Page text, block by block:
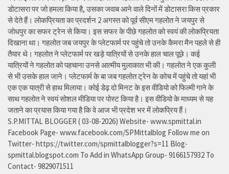
डोटासरा पर जो हमला किया है, उसका जवाब आने वाले दिनों में डोटासरा किस प्रकार
से देते हैं। लोकप्रियता का प्रदर्शन 2 अगस्त को पूर्व सीएम गहलोत ने जयपुर से
जोधपुर का सफर ट्रेन से किया। इस सफर के पीछे गहलोत को स्वयं की लोकप्रियता
दिखाना था। गहलोत जब जयपुर के प्लेटफार्म पर पहुंचे तो उनके कैमरा मैन पहले से ही
तैयार थे। गहलोत ने प्लेटफार्म पर खड़े यात्रियों से उनके हाल चाल पूछे। कई
यात्रियों ने गहलोत को पहचाना उनसे आत्मीय मुलाकात भी की। गहलोत ने एक कुली
से भी उसके हाल जाने। प्लेटफार्म के बा जब गहलोत ट्रेन के कोच में पहुंचे तो यहां भी
एक एक यात्री से हाथ मिलाया। कोई डेढ़ दो मिनट के इस वीडियो को फिल्मी गाने के
साथ गहलोत ने स्वयं सोशल मीडिया पर पोस्ट किया है। इस वीडियो के माध्यम से यह
जताने का प्रयास किया गया है कि वे आज भी प्रदेश भर में लोकप्रिय हैं।
S.P.MITTAL BLOGGER ( 03-08-2026) Website- www.spmittal.in
Facebook Page- www.facebook.com/SPMittalblog Follow me on
Twitter- https://twitter.com/spmittalblogger?s=11 Blog-
spmittal.blogspot.com To Add in WhatsApp Group- 9166157932 To
Contact- 9829071511